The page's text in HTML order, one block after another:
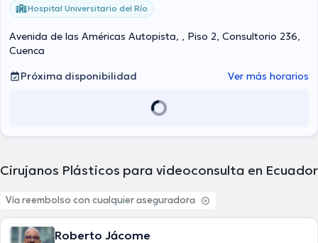
Hospital Universitario del Río
Avenida de las Américas Autopista, , Piso 2, Consultorio 236,
Cuenca
Próxima disponibilidad
Ver más horarios
Cirujanos Plásticos para videoconsulta en Ecuador
Vía reembolso con cualquier aseguradora
Roberto Jácome